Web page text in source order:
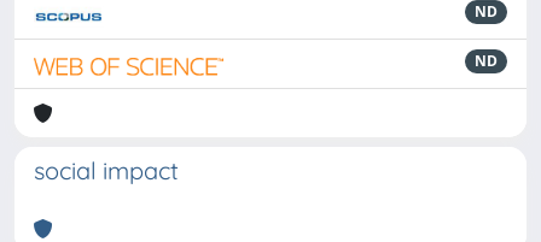
ND
ND
social impact